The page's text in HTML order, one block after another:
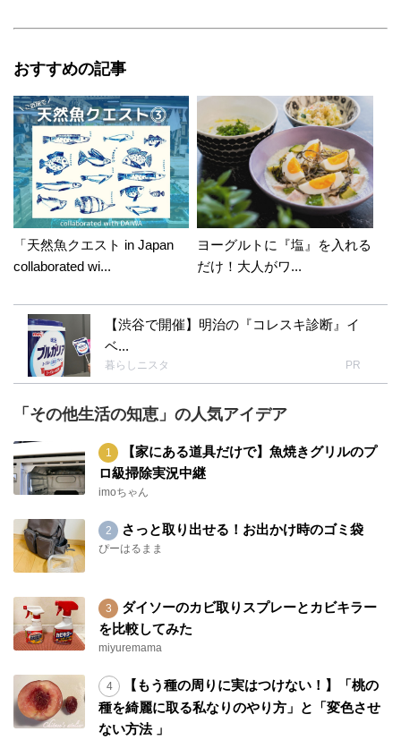
おすすめの記事
「天然魚クエスト in Japan
collaborated wi...
ヨーグルトに『塩』を入れる
だけ！大人がワ...
【渋谷で開催】明治の『コレスキ診断』イ
ベ...
暮らしニスタ PR
「その他生活の知恵」の人気アイデア
【家にある道具だけで】魚焼きグリルのプ
ロ級掃除実況中継
imoちゃん
さっと取り出せる！お出かけ時のゴミ袋
ぴーはるまま
ダイソーのカビ取りスプレーとカビキラー
を比較してみた
miyuremama
【もう種の周りに実はつけない！】「桃の
種を綺麗に取る私なりのやり方」と「変色させ
ない方法 」